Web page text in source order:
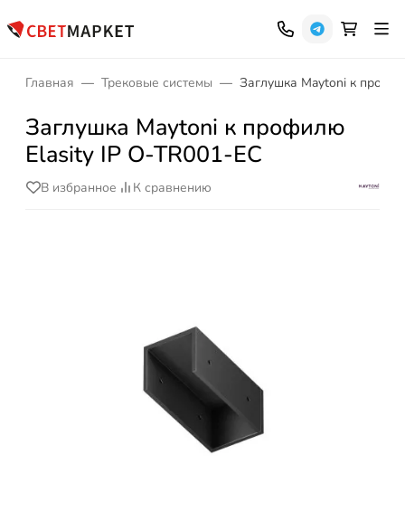
Главная Трековые системы Заглушка Maytoni к
Заглушка Maytoni к профилю
Elasity IP O-TR001-EC
В избранное К сравнению